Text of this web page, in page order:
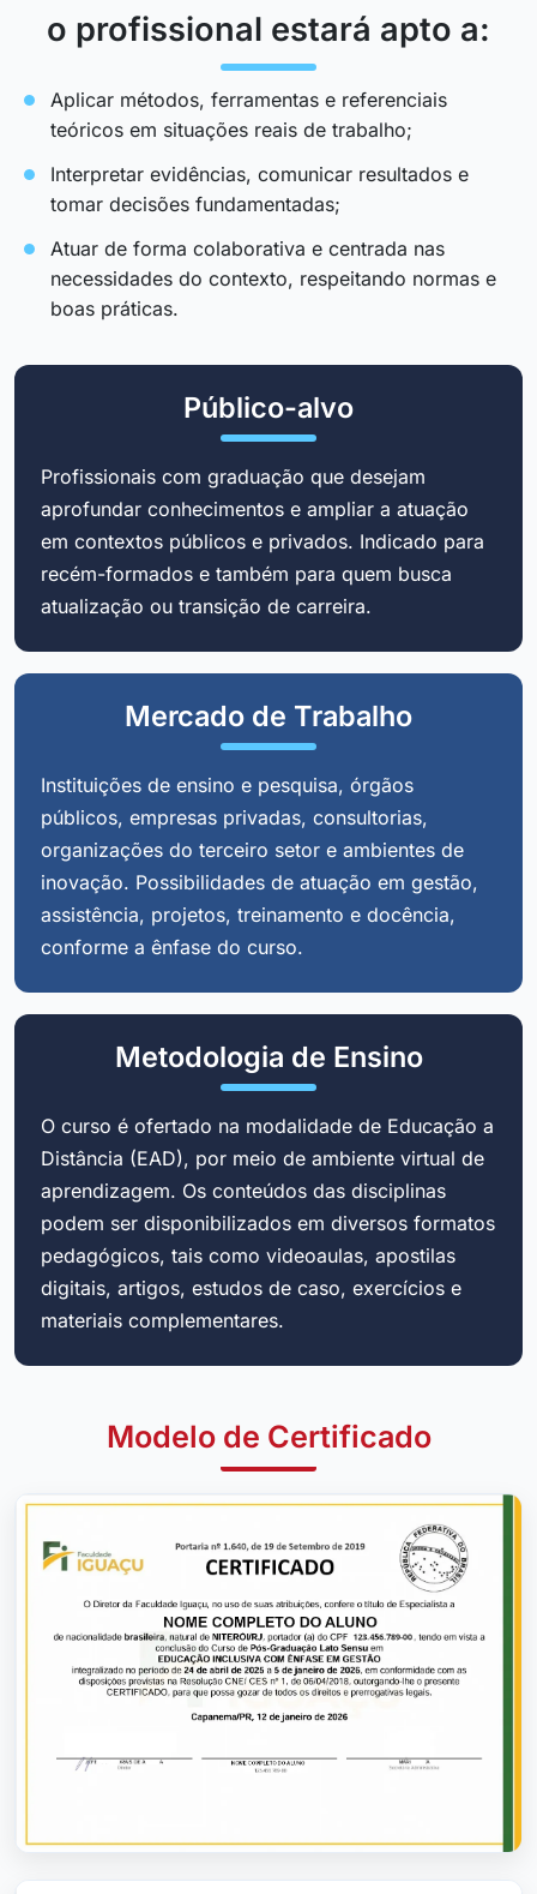
o profissional estará apto a:
Aplicar métodos, ferramentas e referenciais
teóricos em situações reais de trabalho;
Interpretar evidências, comunicar resultados e
tomar decisões fundamentadas;
Atuar de forma colaborativa e centrada nas
necessidades do contexto, respeitando normas e
boas práticas.
Público-alvo
Profissionais com graduação que desejam
aprofundar conhecimentos e ampliar a atuação
em contextos públicos e privados. Indicado para
recém-formados e também para quem busca
atualização ou transição de carreira.
Mercado de Trabalho
Instituições de ensino e pesquisa, órgãos
públicos, empresas privadas, consultorias,
organizações do terceiro setor e ambientes de
inovação. Possibilidades de atuação em gestão,
assistência, projetos, treinamento e docência,
conforme a ênfase do curso.
Metodologia de Ensino
O curso é ofertado na modalidade de Educação a
Distância (EAD), por meio de ambiente virtual de
aprendizagem. Os conteúdos das disciplinas
podem ser disponibilizados em diversos formatos
pedagógicos, tais como videoaulas, apostilas
digitais, artigos, estudos de caso, exercícios e
materiais complementares.
Modelo de Certificado